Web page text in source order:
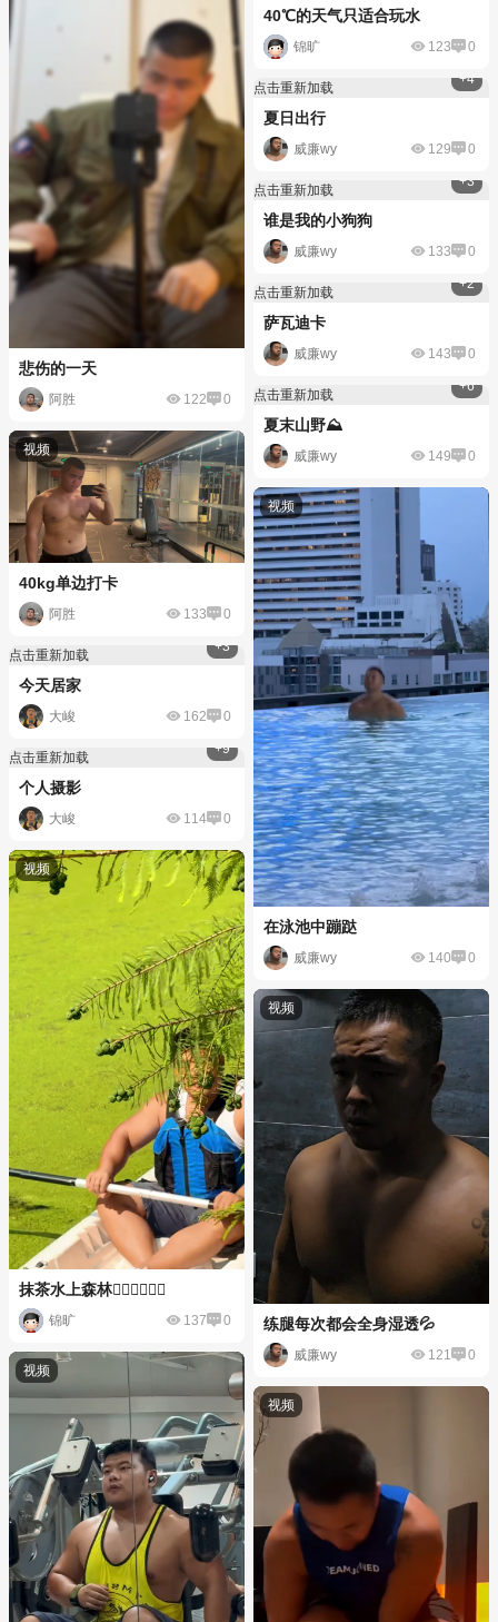
悲伤的一天
阿胜 122 0
40kg单边打卡
阿胜 133 0
+3
点击重新加载
今天居家
大峻 162 0
+9
点击重新加载
个人摄影
大峻 114 0
抹茶水上森林🚣🏻‍♀️🚣🏻‍♀️
锦旷 137 0
40℃的天气只适合玩水
锦旷 123 0
+4
点击重新加载
夏日出行
威廉wy 129 0
+3
点击重新加载
谁是我的小狗狗
威廉wy 133 0
+2
点击重新加载
萨瓦迪卡
威廉wy 143 0
+6
点击重新加载
夏末山野⛰️
威廉wy 149 0
在泳池中蹦跶
威廉wy 140 0
练腿每次都会全身湿透💦
威廉wy 121 0